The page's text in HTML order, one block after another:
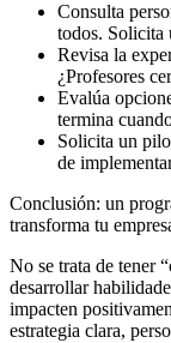
Consulta
todos. Solicita
Revisa la
¿Profesores
Evalúa
termina
Solicita un
de
Conclusión: un
transforma tu
No se trata de tener
desarrollar
impacten
estrategia clara,